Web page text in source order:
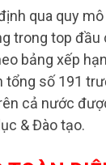
qua quy
trong top
bảng xếp
tổng số 191
cả nước
& Đào tạo.